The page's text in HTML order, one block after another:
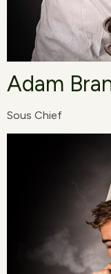
Adam
Sous Chief